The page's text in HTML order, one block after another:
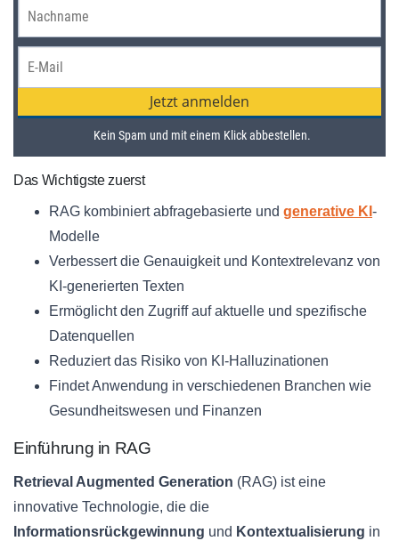
Das Wichtigste zuerst
RAG kombiniert abfragebasierte und generative KI -
Modelle
Verbessert die Genauigkeit und Kontextrelevanz von
KI-generierten Texten
Ermöglicht den Zugriff auf aktuelle und spezifische
Datenquellen
Reduziert das Risiko von KI-Halluzinationen
Findet Anwendung in verschiedenen Branchen wie
Gesundheitswesen und Finanzen
Einführung in RAG
Retrieval Augmented Generation (RAG) ist eine
innovative Technologie, die die
Informationsrückgewinnung und Kontextualisierung in